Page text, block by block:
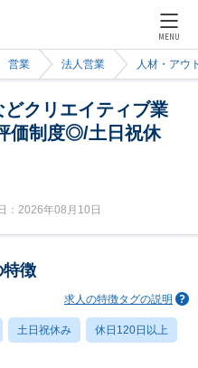
MENU
営業 法人営業 人材・アウ
クリエイティブ業
価制度◎/土日祝休
：2026年08月10日
特徴
求人の特徴タグの説明
土日祝休み 休日120日以上